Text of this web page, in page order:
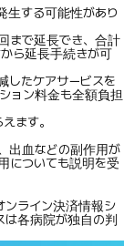
生する可能性があり
まで延長でき、合計
ら延長手続きが可
したケアサービスを
ョン料金も全額負担
ます。
出血などの副作用が
についても説明を受
ライン決済情報シ
は各病院が独自の判